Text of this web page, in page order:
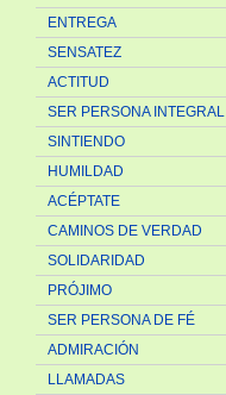
ENTREGA
SENSATEZ
ACTITUD
SER PERSONA INTEGRAL
SINTIENDO
HUMILDAD
ACÉPTATE
CAMINOS DE VERDAD
SOLIDARIDAD
PRÓJIMO
SER PERSONA DE FÉ
ADMIRACIÓN
LLAMADAS